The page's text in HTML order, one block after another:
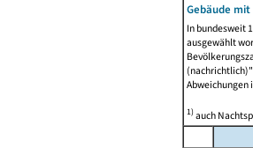
Gebäude
In bundesweit
ausgewählt
Abweichungen
1)auch